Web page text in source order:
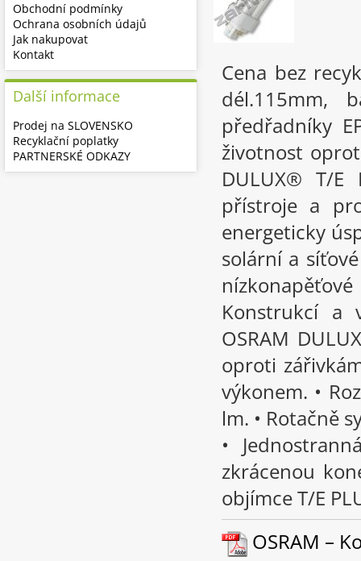
Cena bez
dél.115mm,
předřadníky
životnost
DULUX® T/E
přístroje a
energeticky
solární a
Konstrukcí a
OSRAM
oproti
výkonem. •
lm. • Rotačně
•
zkrácenou
objímce T/E
OSRAM –
Obchodní podmínky
Ochrana osobních údajů
Jak nakupovat
Kontakt
Další informace
Prodej na SLOVENSKO
Recyklační poplatky
PARTNERSKÉ ODKAZY